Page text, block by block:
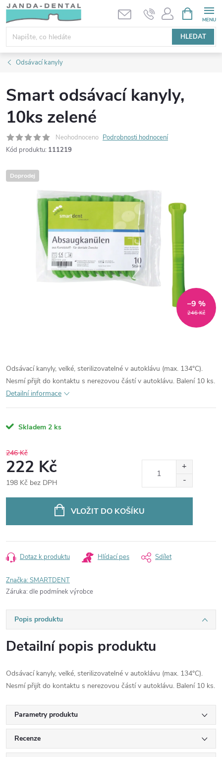
Přejít
obsah
HLEDAT
NÁKUPNÍ
KOŠÍK
Odsávací kanyly
Smart odsávací kanyly,
10ks zelené
Neohodnoceno Podrobnosti hodnocení
Kód produktu: 111219
Doprodej
246 Kč
–9 %
Odsávací kanyly, velké, sterilizovatelné v autoklávu (max. 134°C).
Nesmí přijít do kontaktu s nerezovou částí v autoklávu. Balení 10 ks.
Detailní informace
Skladem 2 ks
246 Kč
222 Kč
198 Kč bez DPH
VLOŽIT DO KOŠÍKU
Dotaz k produktu Hlídací pes Sdílet
Značka:SMARTDENT
Záruka: dle podmínek výrobce
Popis produktu
Detailní popis produktu
Odsávací kanyly, velké, sterilizovatelné v autoklávu (max. 134°C).
Nesmí přijít do kontaktu s nerezovou částí v autoklávu. Balení 10 ks.
Parametry produktu
Recenze